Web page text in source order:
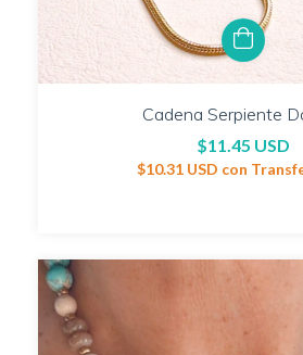
Cadena Serpiente
$11.45 USD
$10.31 USD con